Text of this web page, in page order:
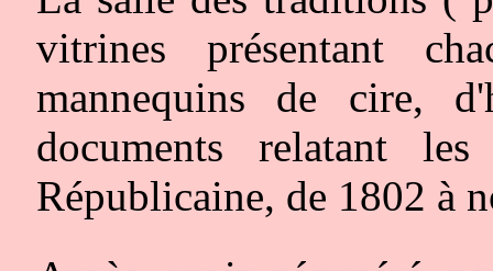
vitrines présentant
mannequins de cire,
documents relatant
Républicaine, de 1802 à